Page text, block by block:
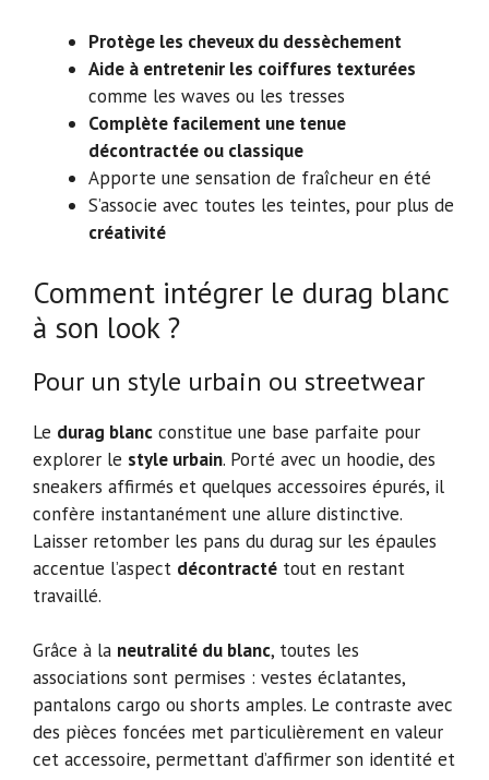
Protège les cheveux du dessèchement
Aide à entretenir les coiffures texturées
comme les waves ou les tresses
Complète facilement une tenue
décontractée ou classique
Apporte une sensation de fraîcheur en été
S’associe avec toutes les teintes, pour plus de
créativité
Comment intégrer le durag blanc
à son look ?
Pour un style urbain ou streetwear
Le durag blanc constitue une base parfaite pour
explorer le style urbain. Porté avec un hoodie, des
sneakers affirmés et quelques accessoires épurés, il
confère instantanément une allure distinctive.
Laisser retomber les pans du durag sur les épaules
accentue l’aspect décontracté tout en restant
travaillé.
Grâce à la neutralité du blanc, toutes les
associations sont permises : vestes éclatantes,
pantalons cargo ou shorts amples. Le contraste avec
des pièces foncées met particulièrement en valeur
cet accessoire, permettant d’affirmer son identité et